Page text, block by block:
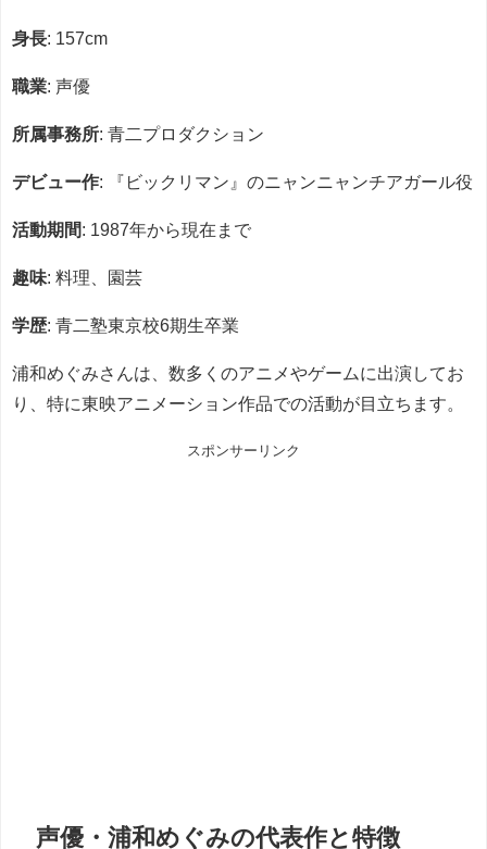
身長: 157cm
職業: 声優
所属事務所: 青二プロダクション
デビュー作: 『ビックリマン』のニャンニャンチアガール役
活動期間: 1987年から現在まで
趣味: 料理、園芸
学歴: 青二塾東京校6期生卒業
浦和めぐみさんは、数多くのアニメやゲームに出演してお
り、特に東映アニメーション作品での活動が目立ちます。
スポンサーリンク
声優・浦和めぐみの代表作と特徴